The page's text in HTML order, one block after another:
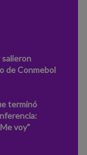
salieron
de Conmebol
terminó
voy"